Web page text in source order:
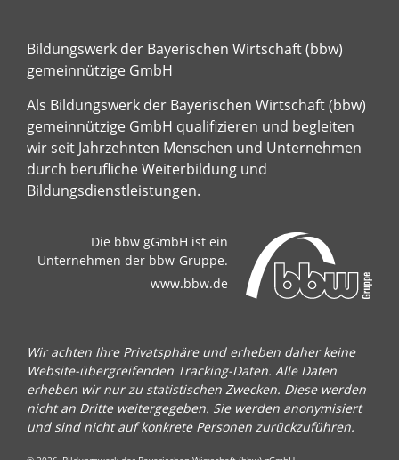
Bildungswerk der Bayerischen Wirtschaft (bbw)
gemeinnützige GmbH
Als Bildungswerk der Bayerischen Wirtschaft (bbw)
gemeinnützige GmbH qualifizieren und begleiten
wir seit Jahrzehnten Menschen und Unternehmen
durch berufliche Weiterbildung und
Bildungsdienstleistungen.
Die bbw gGmbH ist ein
Unternehmen der bbw-Gruppe.
www.bbw.de
Wir achten Ihre Privatsphäre und erheben daher keine
Website-übergreifenden Tracking-Daten. Alle Daten
erheben wir nur zu statistischen Zwecken. Diese werden
nicht an Dritte weitergegeben. Sie werden anonymisiert
und sind nicht auf konkrete Personen zurückzuführen.